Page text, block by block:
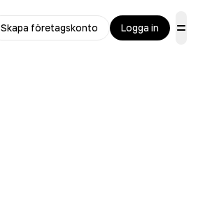
Skapa företagskonto Logga in